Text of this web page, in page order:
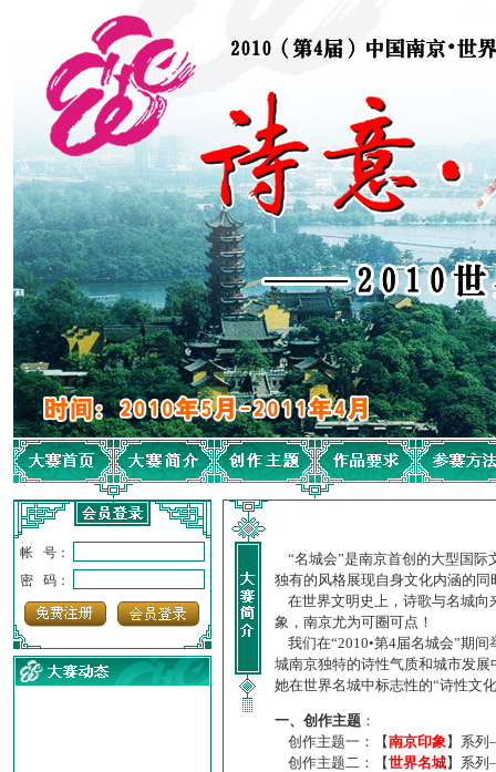
帐 号：
密 码：
“名城会”是南京首创的大型国际
独有的风格展现自身文化内涵的
在世界文明史上，诗歌与名城向
象，南京尤为可圈可点！
我们在“2010•第4届名城会”期
城南京独特的诗性气质和城市发
她在世界名城中标志性的“诗性文
一、创作主题 ：
创作主题一：【南京印象】系
创作主题二：【世界名城】系